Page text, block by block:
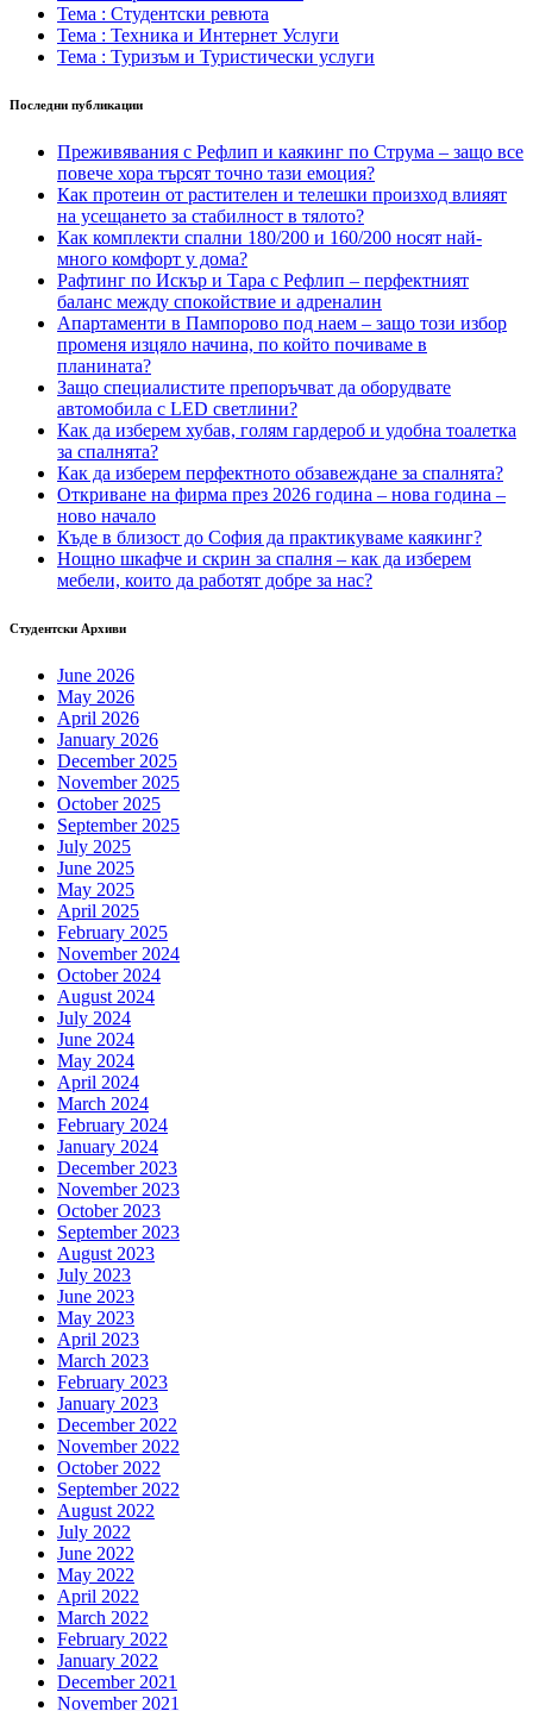
Тема : Студентски ревюта
Тема : Техника и Интернет Услуги
Тема : Туризъм и Туристически услуги
Последни публикации
Преживявания с Рефлип и каякинг по Струма – защо все
повече хора търсят точно тази емоция?
Как протеин от растителен и телешки произход влияят
на усещането за стабилност в тялото?
Как комплекти спални 180/200 и 160/200 носят най-
много комфорт у дома?
Рафтинг по Искър и Тара с Рефлип – перфектният
баланс между спокойствие и адреналин
Апартаменти в Пампорово под наем – защо този избор
променя изцяло начина, по който почиваме в
планината?
Защо специалистите препоръчват да оборудвате
автомобила с LED светлини?
Как да изберем хубав, голям гардероб и удобна тоалетка
за спалнята?
Как да изберем перфектното обзавеждане за спалнята?
Откриване на фирма през 2026 година – нова година –
ново начало
Къде в близост до София да практикуваме каякинг?
Нощно шкафче и скрин за спалня – как да изберем
мебели, които да работят добре за нас?
Студентски Архиви
June 2026
May 2026
April 2026
January 2026
December 2025
November 2025
October 2025
September 2025
July 2025
June 2025
May 2025
April 2025
February 2025
November 2024
October 2024
August 2024
July 2024
June 2024
May 2024
April 2024
March 2024
February 2024
January 2024
December 2023
November 2023
October 2023
September 2023
August 2023
July 2023
June 2023
May 2023
April 2023
March 2023
February 2023
January 2023
December 2022
November 2022
October 2022
September 2022
August 2022
July 2022
June 2022
May 2022
April 2022
March 2022
February 2022
January 2022
December 2021
November 2021